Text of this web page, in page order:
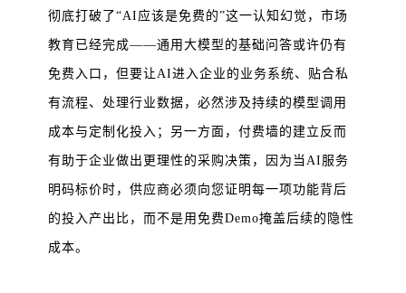
彻底打破了“AI应该是免费的”这一认知幻觉，市场
教育已经完成——通用大模型的基础问答或许仍有
免费入口，但要让AI进入企业的业务系统、贴合私
有流程、处理行业数据，必然涉及持续的模型调用
成本与定制化投入；另一方面，付费墙的建立反而
有助于企业做出更理性的采购决策，因为当AI服务
明码标价时，供应商必须向您证明每一项功能背后
的投入产出比，而不是用免费Demo掩盖后续的隐性
成本。